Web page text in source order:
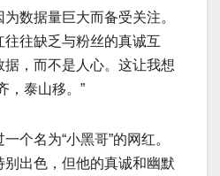
数据量巨大而备受关注。
往缺乏与粉丝的真诚互
，而不是人心。这让我想
，泰山移。”
个名为“小黑哥”的网红。
出色，但他的真诚和幽默